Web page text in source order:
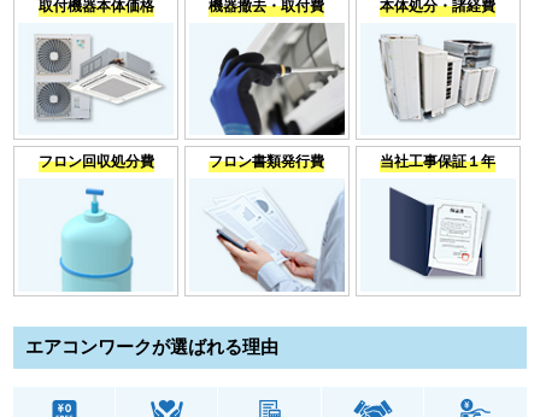
取付機器本体価格 機器撤去・取付費 本体処分・諸経費
フロン回収処分費 フロン書類発行費 当社工事保証１年
エアコンワークが選ばれる理由